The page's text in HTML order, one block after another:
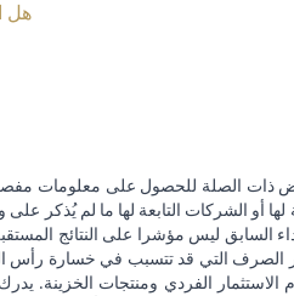
هل
الصلة للحصول على معلومات
التابعة لها ما لم يُذكر على
السابق ليس مؤشرا على النتائج
التي قد تتسبب في خسارة رأس
الفردي ومنتجات الخزينة.